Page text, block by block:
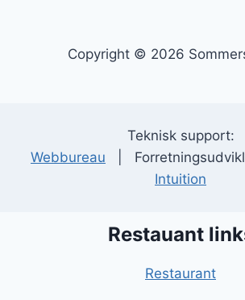
Copyright © 2026
Teknisk support:
Webbureau |
Intuition
Restauant
Restaurant